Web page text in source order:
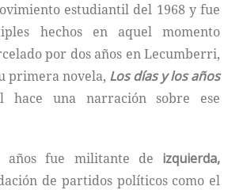
estudiantil del 1968 y fue
hechos en aquel momento
por dos años en Lecumberri,
primera novela, Los días y los años
hace una narración sobre ese
fue militante de izquierda,
de partidos políticos como el